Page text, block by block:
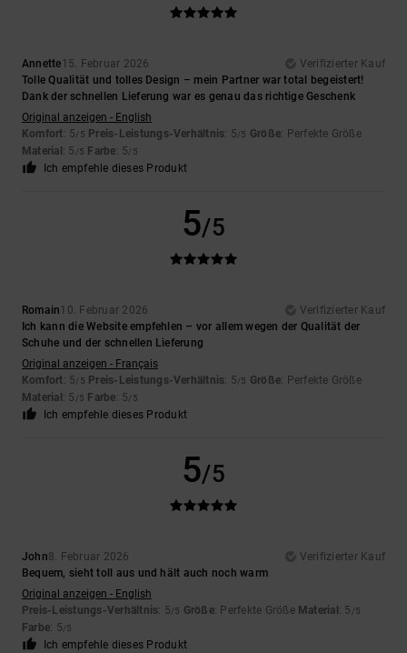
Annette15. Februar 2026
Verifizierter Kauf
Tolle Qualität und tolles Design – mein Partner war total begeistert!
Dank der schnellen Lieferung war es genau das richtige Geschenk
Original anzeigen - English
Komfort: 5/5 Preis-Leistungs-Verhältnis: 5/5 Größe: Perfekte Größe
Material : 5 /5 Farbe: 5/5
Ich empfehle dieses Produkt
5/5
Romain10. Februar 2026
Verifizierter Kauf
Ich kann die Website empfehlen – vor allem wegen der Qualität der
Schuhe und der schnellen Lieferung
Original anzeigen - Français
Komfort: 5/5 Preis-Leistungs-Verhältnis: 5/5 Größe: Perfekte Größe
Material : 5 /5 Farbe: 5/5
Ich empfehle dieses Produkt
5/5
John8. Februar 2026
Verifizierter Kauf
Bequem, sieht toll aus und hält auch noch warm
Original anzeigen - English
Preis-Leistungs-Verhältnis: 5/5 Größe: Perfekte Größe Material : 5 /5
Farbe: 5/5
Ich empfehle dieses Produkt